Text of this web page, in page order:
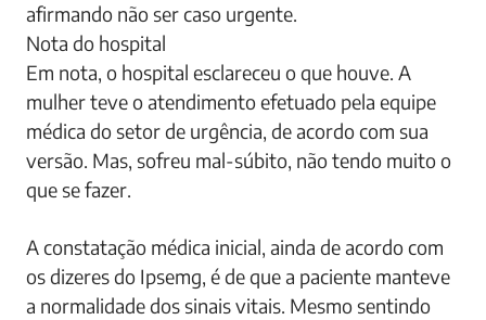
afirmando não ser caso urgente.
Nota do hospital
Em nota, o hospital esclareceu o que houve. A
mulher teve o atendimento efetuado pela equipe
médica do setor de urgência, de acordo com sua
versão. Mas, sofreu mal-súbito, não tendo muito o
que se fazer.
A constatação médica inicial, ainda de acordo com
os dizeres do Ipsemg, é de que a paciente manteve
a normalidade dos sinais vitais. Mesmo sentindo